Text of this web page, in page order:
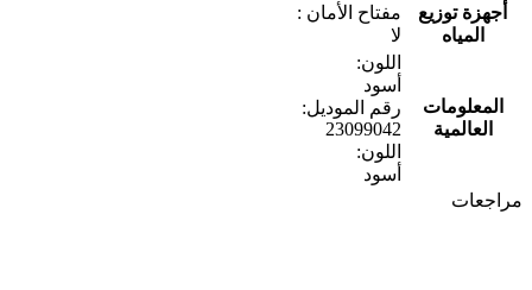
أجهزة توزيع
المياه
مفتاح الأمان :
لا
المعلومات
العالمية
اللون:
أسود
رقم الموديل:
23099042
اللون:
أسود
مراجعات